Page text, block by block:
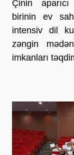
Çinin
birinin ev
intensiv dil
zəngin
imkanları